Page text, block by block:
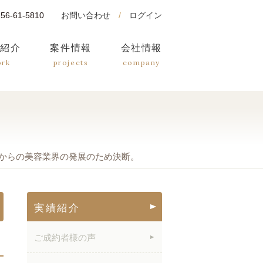
61-5810 お問い合わせ / ログイン
介 案件情報
projects
会社情報
company
の美容業界の発展のため決断。
実績紹介
ご成約者様の声